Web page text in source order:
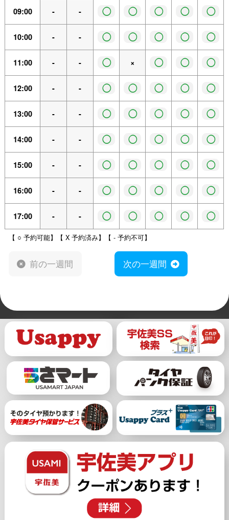
09:00 - - ◯ ◯ ◯ ◯ ◯
10:00 - - ◯ ◯ ◯ ◯ ◯
11:00 - - ◯ × ◯ ◯ ◯
12:00 - - ◯ ◯ ◯ ◯ ◯
13:00 - - ◯ ◯ ◯ ◯ ◯
14:00 - - ◯ ◯ ◯ ◯ ◯
15:00 - - ◯ ◯ ◯ ◯ ◯
16:00 - - ◯ ◯ ◯ ◯ ◯
17:00 - - ◯ ◯ ◯ ◯ ◯
【 ○ 予約可能】【 X 予約済み】【 - 予約不可】
前の一週間 次の一週間